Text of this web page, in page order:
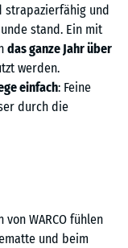
und
stand. Ein mit
das ganze Jahr über
werden.
einfach: Feine
durch die
WARCO fühlen
und beim